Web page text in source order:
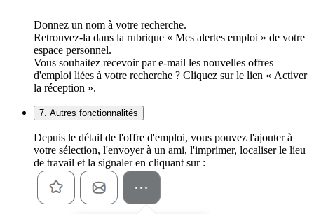
Donnez un nom à votre recherche.
Retrouvez-la dans la rubrique « Mes alertes emploi » de votre
espace personnel.
Vous souhaitez recevoir par e-mail les nouvelles offres
d'emploi liées à votre recherche ? Cliquez sur le lien « Activer
la réception ».
7. Autres fonctionnalités
Depuis le détail de l'offre d'emploi, vous pouvez l'ajouter à
votre sélection, l'envoyer à un ami, l'imprimer, localiser le lieu
de travail et la signaler en cliquant sur :